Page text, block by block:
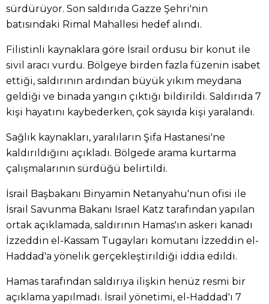
sürdürüyor. Son saldırıda Gazze Şehri'nin
batısındaki Rimal Mahallesi hedef alındı.
Filistinli kaynaklara göre İsrail ordusu bir konut ile
sivil aracı vurdu. Bölgeye birden fazla füzenin isabet
ettiği, saldırının ardından büyük yıkım meydana
geldiği ve binada yangın çıktığı bildirildi. Saldırıda 7
kişi hayatını kaybederken, çok sayıda kişi yaralandı.
Sağlık kaynakları, yaralıların Şifa Hastanesi'ne
kaldırıldığını açıkladı. Bölgede arama kurtarma
çalışmalarının sürdüğü belirtildi.
İsrail Başbakanı Binyamin Netanyahu'nun ofisi ile
İsrail Savunma Bakanı Israel Katz tarafından yapılan
ortak açıklamada, saldırının Hamas'ın askeri kanadı
İzzeddin el-Kassam Tugayları komutanı İzzeddin el-
Haddad'a yönelik gerçekleştirildiği iddia edildi.
Hamas tarafından saldırıya ilişkin henüz resmi bir
açıklama yapılmadı. İsrail yönetimi, el-Haddad'ı 7